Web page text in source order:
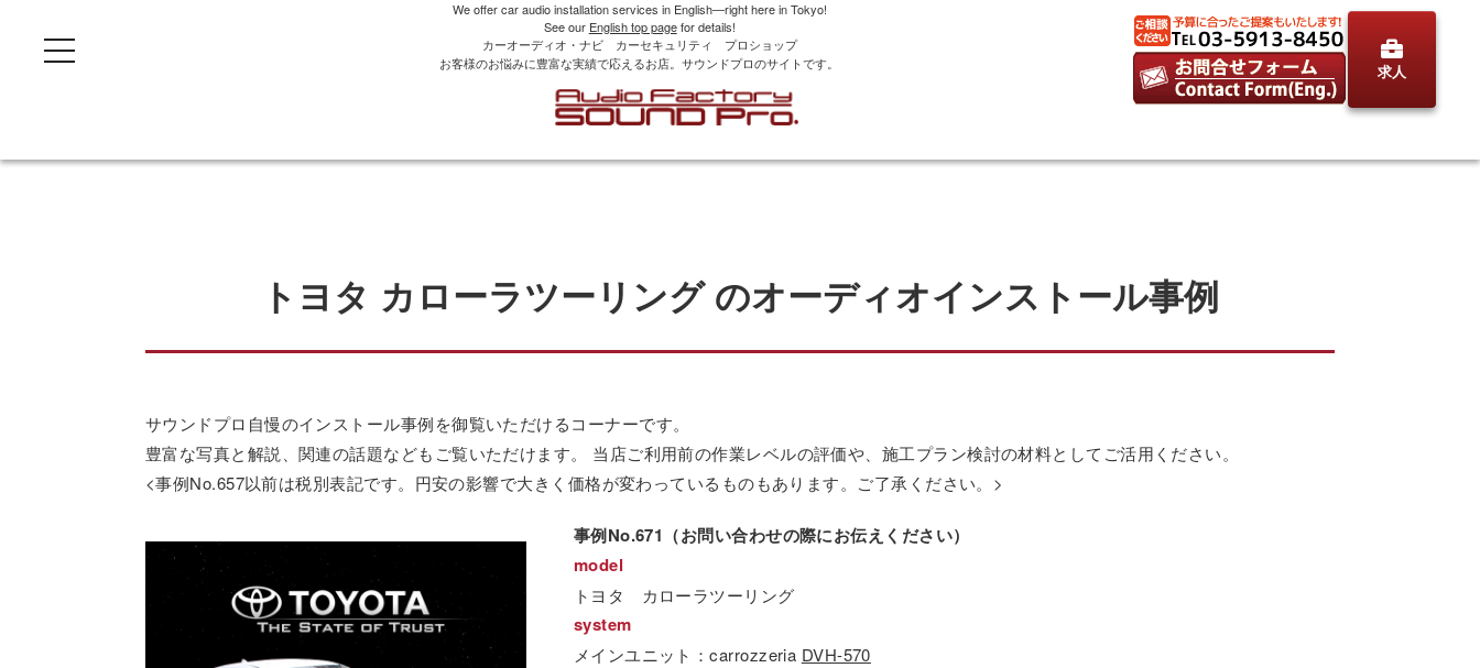
求人
We offer car audio installation services in English—right here in Tokyo!
See our English top pagefor details!
カーオーディオ・ナビ カーセキュリティ プロショップ
お客様のお悩みに豊富な実績で応えるお店。サウンドプロのサイトです。
t
o
a
トヨタ カローラツーリング のオーディオインストール事例
サウンドプロ自慢のインストール事例を御覧いただけるコーナーです。
豊富な写真と解説、関連の話題などもご覧いただけます。 当店ご利用前の作業レベルの評価や、施工プラン検討の材料としてご活用ください。
<事例No.657以前は税別表記です。円安の影響で大きく価格が変わっているものもあります。ご了承ください。>
事例No.671（お問い合わせの際にお伝えください）
model
トヨタ カローラツーリング
system
メインユニット：carrozzeria DVH-570